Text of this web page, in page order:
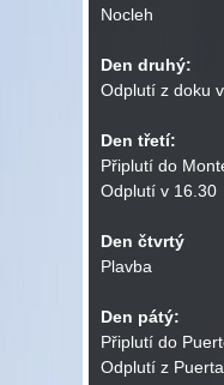
Nocleh
Den druhý:
Odplutí z doku
Den třetí:
Připlutí do
Odplutí v 16.30
Den čtvrtý
Plavba
Den pátý:
Připlutí do
Odplutí z